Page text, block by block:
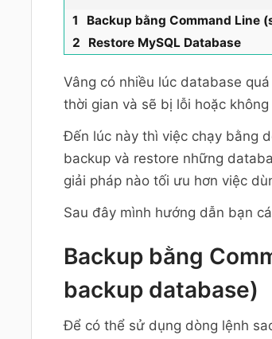
Backup bằng Command Line
Restore MySQL Database
Vâng có nhiều lúc database
thời gian và sẽ bị lỗi hoặc
Đến lúc này thì việc chạy bằng
backup và restore những
giải pháp nào tối ưu hơn việc
Sau đây mình hướng dẫn bạn
Backup bằng
backup database)
Để có thể sử dụng dòng lệnh